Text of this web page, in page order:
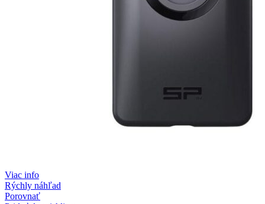
Viac info
Rýchly náhľad
Porovnať